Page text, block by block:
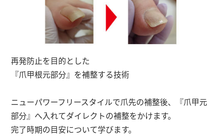
再発防止を目的とした
『爪甲根元部分』を補整する技術
ニューパワーフリースタイルで爪先の補整後、『爪甲元
部分』へ入れてダイレクトの補整をかけます。
完了時期の目安について学びます。